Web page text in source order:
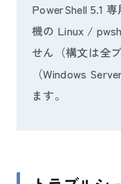
PowerShell 5.1
機の Linux /
せん（構文は全
（Windows
ます。